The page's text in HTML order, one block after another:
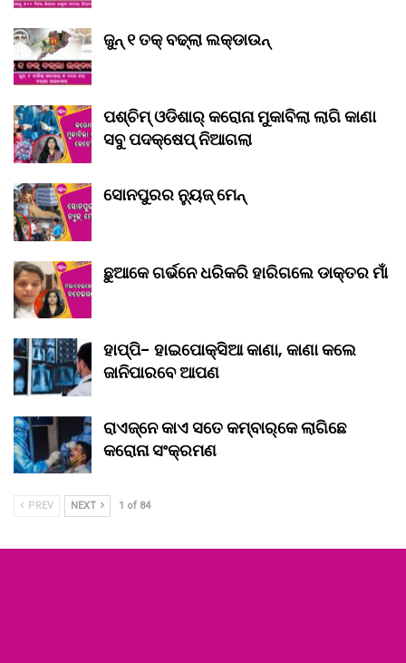
ଜୁନ୍ ୧ ତକ୍ ବଢ୍‌ଲା ଲକ୍‌ଡାଉନ୍‌
ପଶ୍ଚିମ୍ ଓଡିଶାର୍ କରୋନା ମୁକାବିଲା ଲାଗି କାଣା
ସବୁ ପଦକ୍ଷେପ୍ ନିଆଗଲା
ସୋନପୁରର ନ୍ୟୁଜ୍ ମେନ୍
ଛୁଆକେ ଗର୍ଭନେ ଧରିକରି ହାରିଗଲେ ଡାକ୍ତର ମାଁ
ହାପ୍ପି- ହାଇପୋକ୍ସିଆ କାଣା, କାଣା କଲେ
ଜାନିପାରବେ ଆପଣ
ରାଏଜ୍‌ନେ କାଏ ସତେ କମ୍‌ବାର୍‌କେ ଲାଗିଛେ
କରୋନା ସଂକ୍ରମଣ
PREV NEXT 1 of 84